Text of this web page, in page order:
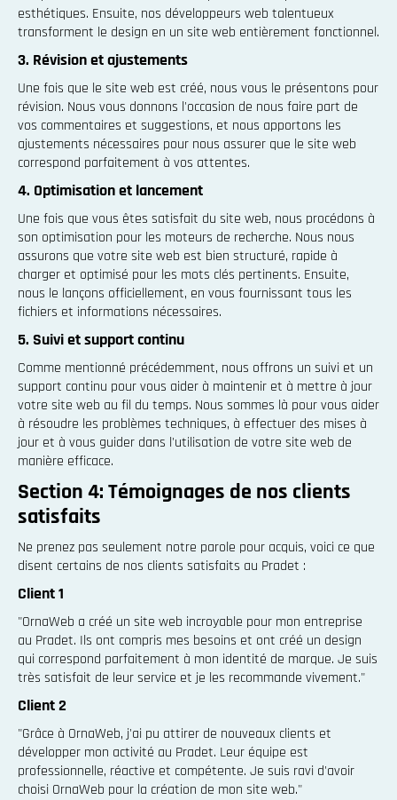
esthétiques. Ensuite, nos développeurs web talentueux
transforment le design en un site web entièrement fonctionnel.
3. Révision et ajustements
Une fois que le site web est créé, nous vous le présentons pour
révision. Nous vous donnons l'occasion de nous faire part de
vos commentaires et suggestions, et nous apportons les
ajustements nécessaires pour nous assurer que le site web
correspond parfaitement à vos attentes.
4. Optimisation et lancement
Une fois que vous êtes satisfait du site web, nous procédons à
son optimisation pour les moteurs de recherche. Nous nous
assurons que votre site web est bien structuré, rapide à
charger et optimisé pour les mots clés pertinents. Ensuite,
nous le lançons officiellement, en vous fournissant tous les
fichiers et informations nécessaires.
5. Suivi et support continu
Comme mentionné précédemment, nous offrons un suivi et un
support continu pour vous aider à maintenir et à mettre à jour
votre site web au fil du temps. Nous sommes là pour vous aider
à résoudre les problèmes techniques, à effectuer des mises à
jour et à vous guider dans l'utilisation de votre site web de
manière efficace.
Section 4: Témoignages de nos clients
satisfaits
Ne prenez pas seulement notre parole pour acquis, voici ce que
disent certains de nos clients satisfaits au Pradet :
Client 1
"OrnaWeb a créé un site web incroyable pour mon entreprise
au Pradet. Ils ont compris mes besoins et ont créé un design
qui correspond parfaitement à mon identité de marque. Je suis
très satisfait de leur service et je les recommande vivement."
Client 2
"Grâce à OrnaWeb, j'ai pu attirer de nouveaux clients et
développer mon activité au Pradet. Leur équipe est
professionnelle, réactive et compétente. Je suis ravi d'avoir
choisi OrnaWeb pour la création de mon site web."